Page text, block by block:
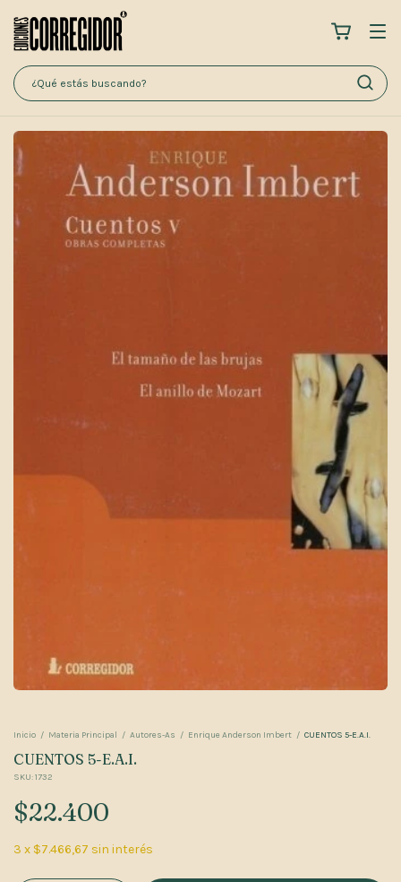
Inicio / Materia Principal / Autores-As / Enrique Anderson Imbert / CUENTOS 5-E.A.I.
CUENTOS 5-E.A.I.
SKU:1732
$22.400
3 x $7.466,67 sin interés